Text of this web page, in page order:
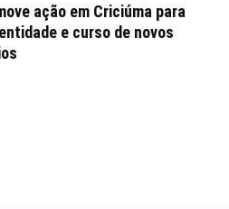
ação em Criciúma para
e curso de novos